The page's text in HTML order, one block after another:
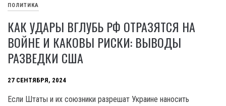
ПОЛИТИКА
КАК УДАРЫ ВГЛУБЬ РФ ОТРАЗЯТСЯ НА
ВОЙНЕ И КАКОВЫ РИСКИ: ВЫВОДЫ
РАЗВЕДКИ США
27 СЕНТЯБРЯ, 2024
Если Штаты и их союзники разрешат Украине наносить